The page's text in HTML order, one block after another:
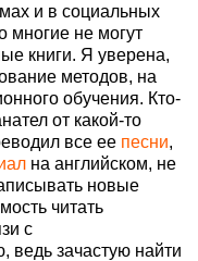
и в социальных
многие не могут
книги. Я уверена,
методов, на
обучения. Кто-
от какой-то
все ее песни,
на английском, не
новые
читать
с
ведь зачастую найти